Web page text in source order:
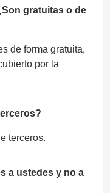
gratuitas o de
de forma gratuita,
por la
terceros.
a ustedes y no a